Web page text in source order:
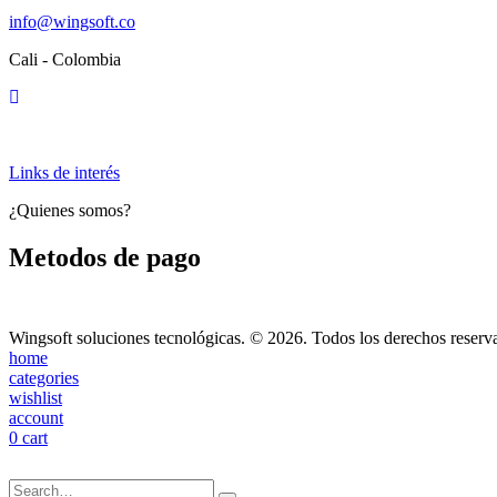
info@wingsoft.co
Cali - Colombia
Links de interés
¿Quienes somos?
Metodos de pago
Wingsoft soluciones tecnológicas. © 2026. Todos los derechos
home
categories
wishlist
account
0 cart